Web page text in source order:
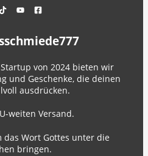
von 2024 bieten wir
und Geschenke, die deinen
ausdrücken.
weiten Versand.
das Wort Gottes unter die
bringen.